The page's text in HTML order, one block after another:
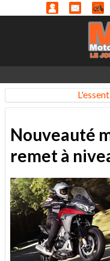
Nouveauté
remet à